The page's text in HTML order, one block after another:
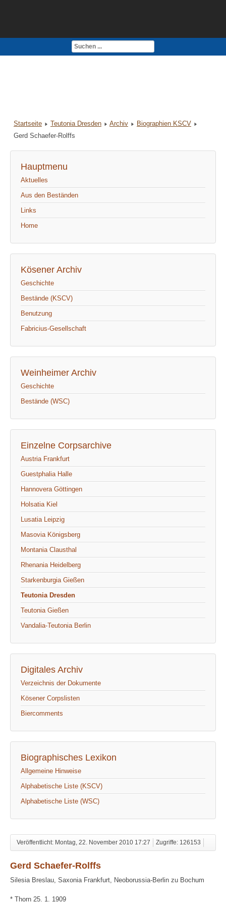
Impressum
Startseite Teutonia Dresden Archiv
Biographien KSCV
Gerd Schaefer-Rolffs
Hauptmenu
Aktuelles
Aus den Beständen
Links
Home
Kösener Archiv
Geschichte
Bestände (KSCV)
Benutzung
Fabricius-Gesellschaft
Weinheimer Archiv
Geschichte
Bestände (WSC)
Einzelne Corpsarchive
Austria Frankfurt
Guestphalia Halle
Hannovera Göttingen
Holsatia Kiel
Lusatia Leipzig
Masovia Königsberg
Montania Clausthal
Rhenania Heidelberg
Starkenburgia Gießen
Teutonia Dresden
Teutonia Gießen
Vandalia-Teutonia Berlin
Digitales Archiv
Verzeichnis der Dokumente
Kösener Corpslisten
Biercomments
Biographisches Lexikon
Allgemeine Hinweise
Alphabetische Liste (KSCV)
Alphabetische Liste (WSC)
Veröffentlicht: Montag, 22. November 2010 17:27 Zugriffe: 126153
Gerd Schaefer-Rolffs
Silesia Breslau, Saxonia Frankfurt, Neoborussia-Berlin zu Bochum
* Thorn 25. 1. 1909